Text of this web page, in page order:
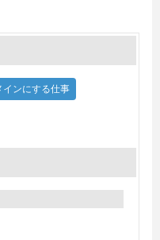
インにする仕事